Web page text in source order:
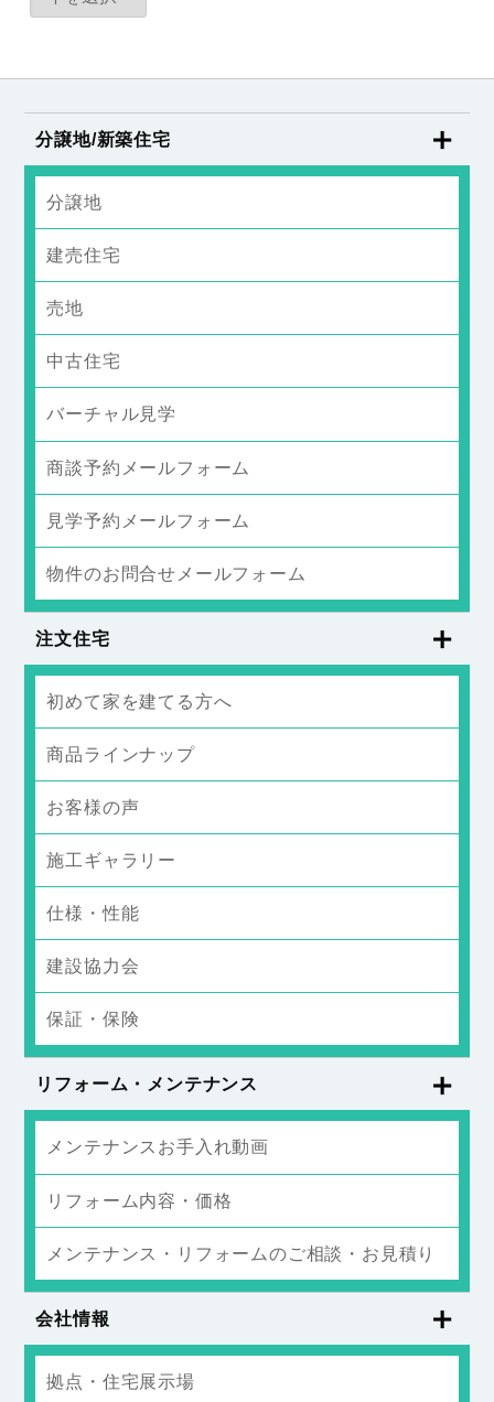
分譲地/新築住宅
分譲地
建売住宅
売地
中古住宅
バーチャル見学
商談予約メールフォーム
見学予約メールフォーム
物件のお問合せメールフォーム
注文住宅
初めて家を建てる方へ
商品ラインナップ
お客様の声
施工ギャラリー
仕様・性能
建設協力会
保証・保険
リフォーム・メンテナンス
メンテナンスお手入れ動画
リフォーム内容・価格
メンテナンス・リフォームのご相談・お見積り
会社情報
拠点・住宅展示場